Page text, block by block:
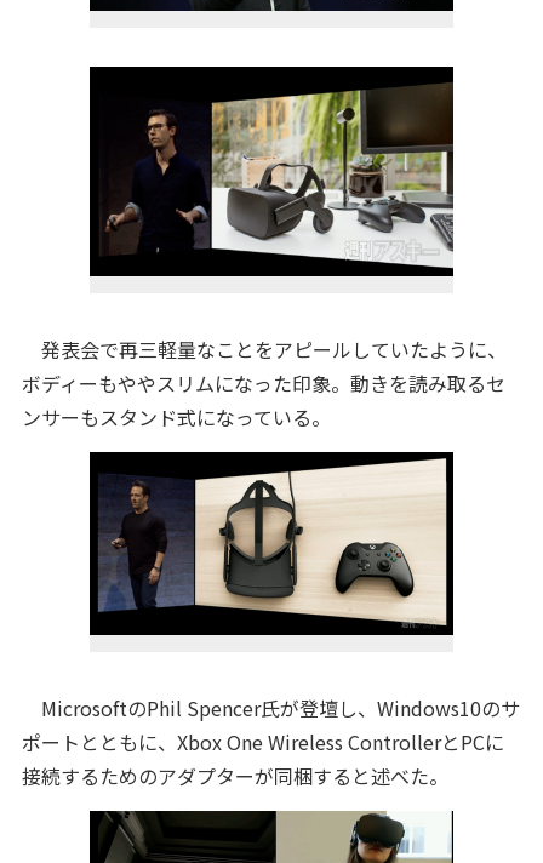
発表会で再三軽量なことをアピールしていたように、
ボディーもややスリムになった印象。動きを読み取るセ
ンサーもスタンド式になっている。
MicrosoftのPhil Spencer氏が登壇し、Windows10のサ
ポートとともに、Xbox One Wireless ControllerとPCに
接続するためのアダプターが同梱すると述べた。